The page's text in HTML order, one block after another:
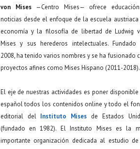
von Mises—Centro Mises— ofrece
noticias desde el enfoque de la escuela austriaca
economía y la filosofía de libertad de Ludwig
Mises y sus herederos intelectuales. Fundado
2008, ha tenido varios nombres y se ha fusionado
proyectos afines como Mises Hispano (2011-2018).
El eje de nuestras actividades es poner disponible
español todos los contenidos online y todo el
editorial del Instituto Mises de Estados
(fundado en 1982). El Instituto Mises es la
importante organización dedicada al estudio